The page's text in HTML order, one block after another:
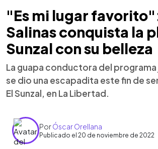
"Es mi lugar
Salinas conquista la
Sunzal con su belleza
La guapa conductora del programa
se dio una escapadita este fin de
El Sunzal, en La Libertad.
PorÓscar Orellana
Publicado el 20 de noviembre de 2022